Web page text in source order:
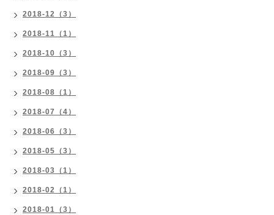
2018-12（3）
2018-11（1）
2018-10（3）
2018-09（3）
2018-08（1）
2018-07（4）
2018-06（3）
2018-05（3）
2018-03（1）
2018-02（1）
2018-01（3）